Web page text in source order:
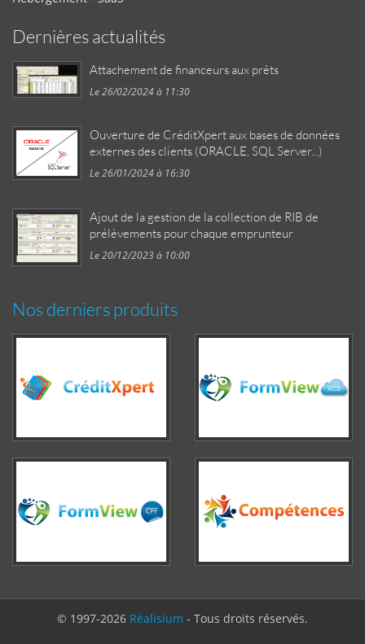
Dernières actualités
Attachement de financeurs aux prêts
Le 26/02/2024 à 11:30
Ouverture de CréditXpert aux bases de données
externes des clients (ORACLE, SQL Server...)
Le 26/01/2024 à 16:30
Ajout de la gestion de la collection de RIB de
prélèvements pour chaque emprunteur
Le 20/12/2023 à 10:00
Nos derniers produits
© 1997-2026 Réalisium - Tous droits réservés.